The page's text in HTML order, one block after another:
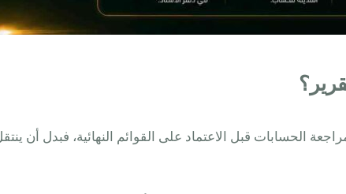
الحسابات قبل الاعتماد على القوائم النهائية، فبدل أن